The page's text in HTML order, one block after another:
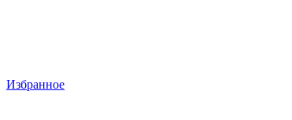
Избранное